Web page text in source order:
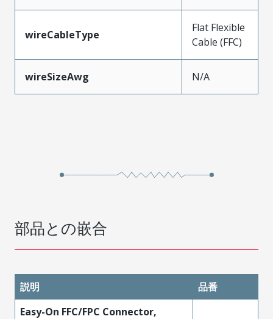
wireCableType
Flat Flexible
Cable (FFC)
wireSizeAwg N/A
部品との嵌合
説明
品番
Easy-On FFC/FPC Connector,